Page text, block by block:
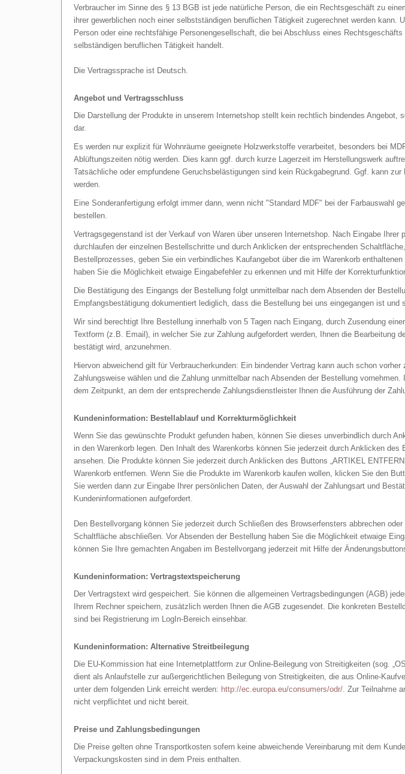
Verbraucher im Sinne des § 13 BGB ist jede natürliche Person, die ein Rechtsgeschäft zu
ihrer gewerblichen noch einer selbstständigen beruflichen Tätigkeit zugerechnet werden kann.
Person oder eine rechtsfähige Personengesellschaft, die bei Abschluss eines
selbständigen beruflichen Tätigkeit handelt.
Die Vertragssprache ist Deutsch.
Angebot und Vertragsschluss
Die Darstellung der Produkte in unserem Internetshop stellt kein rechtlich bindendes Angebot,
dar.
Es werden nur explizit für Wohnräume geeignete Holzwerkstoffe verarbeitet, besonders bei
Ablüftungszeiten nötig werden. Dies kann ggf. durch kurze Lagerzeit im Herstellungswerk
Tatsächliche oder empfundene Geruchsbelästigungen sind kein Rückgabegrund. Ggf. kann
werden.
Eine Sonderanfertigung erfolgt immer dann, wenn nicht "Standard MDF" bei der Farbauswahl
bestellen.
Vertragsgegenstand ist der Verkauf von Waren über unseren Internetshop. Nach Eingabe Ihrer
durchlaufen der einzelnen Bestellschritte und durch Anklicken der entsprechenden
Bestellprozesses, geben Sie ein verbindliches Kaufangebot über die im Warenkorb
haben Sie die Möglichkeit etwaige Eingabefehler zu erkennen und mit Hilfe der
Die Bestätigung des Eingangs der Bestellung folgt unmittelbar nach dem Absenden der
Empfangsbestätigung dokumentiert lediglich, dass die Bestellung bei uns eingegangen ist und
Wir sind berechtigt Ihre Bestellung innerhalb von 5 Tagen nach Eingang, durch Zusendung
Textform (z.B. Email), in welcher Sie zur Zahlung aufgefordert werden, Ihnen die Bearbeitung
bestätigt wird, anzunehmen.
Hiervon abweichend gilt für Verbraucherkunden: Ein bindender Vertrag kann auch schon
Zahlungsweise wählen und die Zahlung unmittelbar nach Absenden der Bestellung
dem Zeitpunkt, an dem der entsprechende Zahlungsdienstleister Ihnen die Ausführung der
Kundeninformation: Bestellablauf und Korrekturmöglichkeit
Wenn Sie das gewünschte Produkt gefunden haben, können Sie dieses unverbindlich durch
in den Warenkorb legen. Den Inhalt des Warenkorbs können Sie jederzeit durch Anklicken
ansehen. Die Produkte können Sie jederzeit durch Anklicken des Buttons „ARTIKEL
Warenkorb entfernen. Wenn Sie die Produkte im Warenkorb kaufen wollen, klicken Sie den
Sie werden dann zur Eingabe Ihrer persönlichen Daten, der Auswahl der Zahlungsart und
Kundeninformationen aufgefordert.
Den Bestellvorgang können Sie jederzeit durch Schließen des Browserfensters abbrechen
Schaltfläche abschließen. Vor Absenden der Bestellung haben Sie die Möglichkeit etwaige
können Sie Ihre gemachten Angaben im Bestellvorgang jederzeit mit Hilfe der
Kundeninformation: Vertragstextspeicherung
Der Vertragstext wird gespeichert. Sie können die allgemeinen Vertragsbedingungen (AGB)
Ihrem Rechner speichern, zusätzlich werden Ihnen die AGB zugesendet. Die konkreten
sind bei Registrierung im LogIn-Bereich einsehbar.
Kundeninformation: Alternative Streitbeilegung
Die EU-Kommission hat eine Internetplattform zur Online-Beilegung von Streitigkeiten (sog.
dient als Anlaufstelle zur außergerichtlichen Beilegung von Streitigkeiten, die aus Online-
unter dem folgenden Link erreicht werden: http://ec.europa.eu/consumers/odr/. Zur Teilnahme
nicht verpflichtet und nicht bereit.
Preise und Zahlungsbedingungen
Die Preise gelten ohne Transportkosten sofern keine abweichende Vereinbarung mit dem
Verpackungskosten sind in dem Preis enthalten.